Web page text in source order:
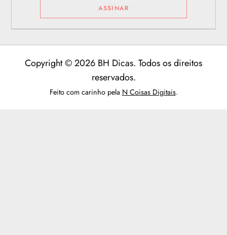
Copyright © 2026 BH Dicas. Todos os direitos
reservados.
Feito com carinho pela N Coisas Digitais.